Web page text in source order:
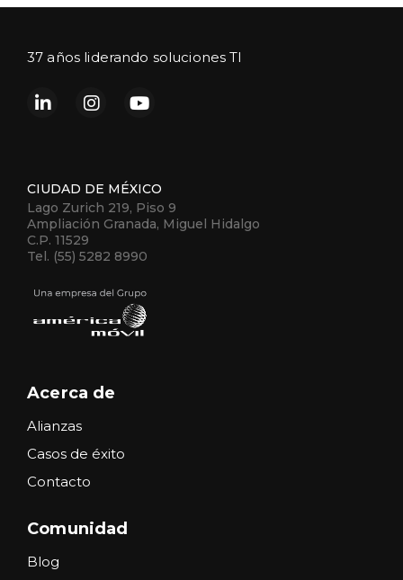
37 años liderando soluciones TI
CIUDAD DE MÉXICO
Lago Zurich 219, Piso 9
Ampliación Granada, Miguel Hidalgo
C.P. 11529
Tel. (55) 5282 8990
Acerca de
Alianzas
Casos de éxito
Contacto
Comunidad
Blog